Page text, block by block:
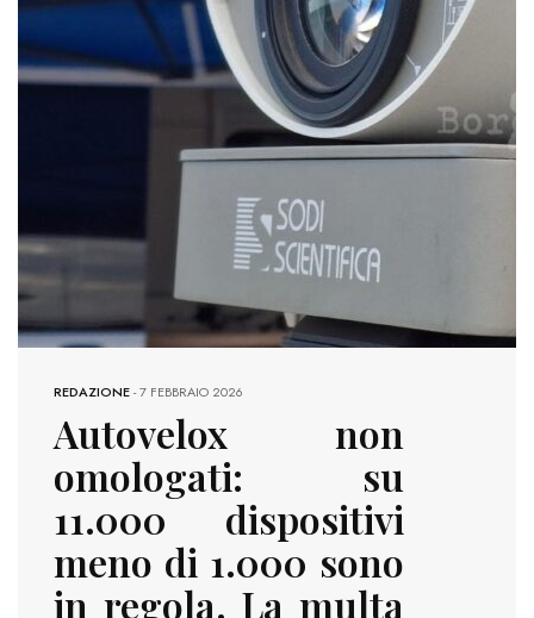
REDAZIONE-7 FEBBRAIO 2026
Autovelox non
omologati: su
11.000 dispositivi
meno di 1.000 sono
in regola. La multa